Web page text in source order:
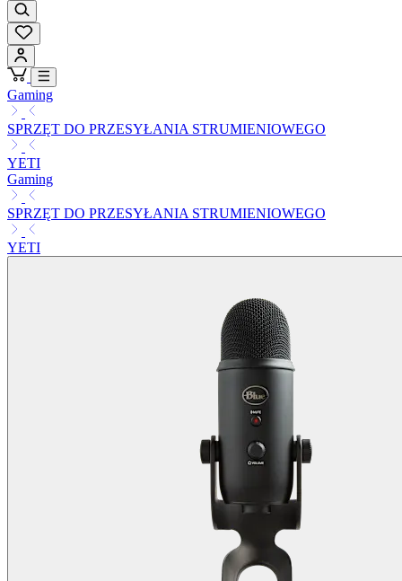
Gaming
SPRZĘT DO PRZESYŁANIA STRUMIENIOWEGO
YETI
Gaming
SPRZĘT DO PRZESYŁANIA STRUMIENIOWEGO
YETI